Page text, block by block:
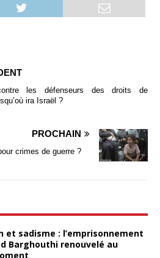
les défenseurs des droits de
ira Israël ?
PROCHAIN
crimes de guerre ?
et sadisme : l’emprisonnement
Barghouthi renouvelé au